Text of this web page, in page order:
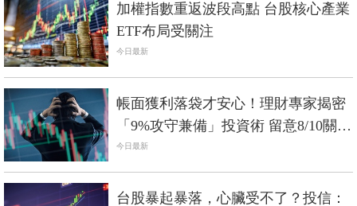
加權指數重返波段高點 台股核心產業
ETF布局受關注
今日最新
帳面獲利落袋才安心！理財專家揭密
「9%攻守兼備」投資術 留意8/10關鍵
日
今日最新
台股暴起暴落，心臟受不了？投信：